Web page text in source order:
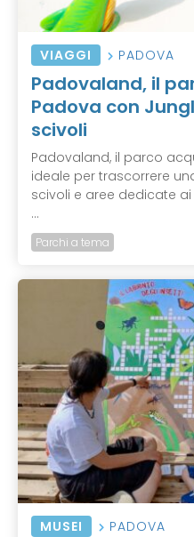
VIAGGI PADOVA
Padovaland, il
Padova con
scivoli
Padovaland, il parco
ideale per trascorrere
scivoli e aree dedicate
...
Parchi a tema
MUSEI PADOVA